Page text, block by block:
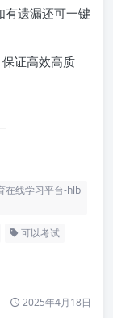
有遗漏还可一键
证高效高质
在线学习平台-hlb
可以考试
2025年4月18日